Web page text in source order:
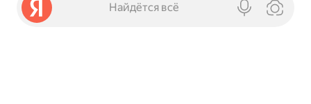
Найдётся всё